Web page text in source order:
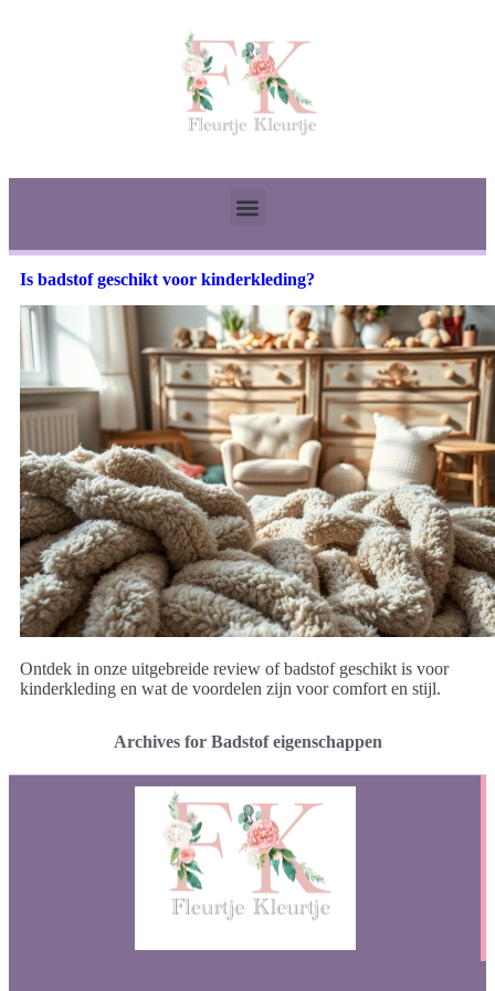
Is badstof geschikt voor kinderkleding?
Ontdek in onze uitgebreide review of badstof geschikt is voor
kinderkleding en wat de voordelen zijn voor comfort en stijl.
Archives for Badstof eigenschappen